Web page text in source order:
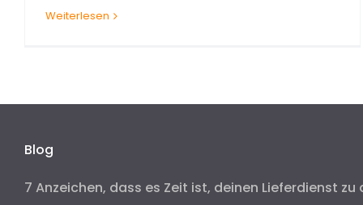
Weiterlesen
Blog
7 Anzeichen, dass es Zeit ist, deinen Lieferdienst